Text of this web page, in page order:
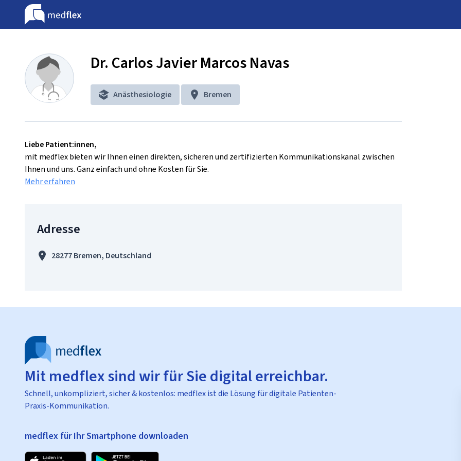
Dr. Carlos Javier Marcos Navas
Anästhesiologie Bremen
Liebe Patient:innen,
mit medflex bieten wir Ihnen einen direkten, sicheren und zertifizierten Kommunikationskanal zwischen
Ihnen und uns. Ganz einfach und ohne Kosten für Sie.
Mehr erfahren
Adresse
28277 Bremen, Deutschland
Mit medflex sind wir für Sie digital erreichbar.
Schnell, unkompliziert, sicher & kostenlos: medflex ist die Lösung für digitale Patienten-
Praxis-Kommunikation.
medflex für Ihr Smartphone downloaden